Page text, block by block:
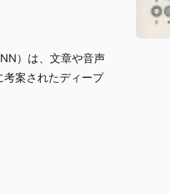
）は、文章や音声
案されたディープ